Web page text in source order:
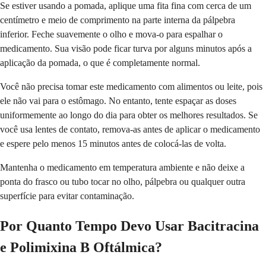
Se estiver usando a pomada, aplique uma fita fina com cerca de um
centímetro e meio de comprimento na parte interna da pálpebra
inferior. Feche suavemente o olho e mova-o para espalhar o
medicamento. Sua visão pode ficar turva por alguns minutos após a
aplicação da pomada, o que é completamente normal.
Você não precisa tomar este medicamento com alimentos ou leite, pois
ele não vai para o estômago. No entanto, tente espaçar as doses
uniformemente ao longo do dia para obter os melhores resultados. Se
você usa lentes de contato, remova-as antes de aplicar o medicamento
e espere pelo menos 15 minutos antes de colocá-las de volta.
Mantenha o medicamento em temperatura ambiente e não deixe a
ponta do frasco ou tubo tocar no olho, pálpebra ou qualquer outra
superfície para evitar contaminação.
Por Quanto Tempo Devo Usar Bacitracina
e Polimixina B Oftálmica?